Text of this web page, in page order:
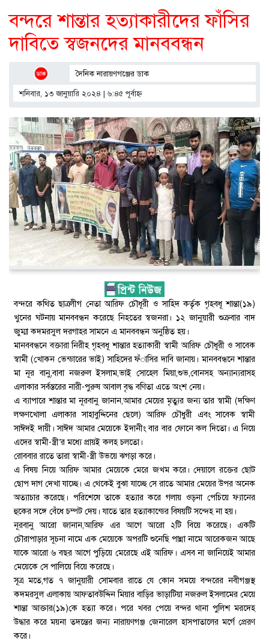
বন্দরে শান্তার হত্যাকারীদের ফাঁসির
দাবিতে স্বজনদের মানববন্ধন
দৈনিক নারায়ণগঞ্জের ডাক
শনিবার, ১৩ জানুয়ারি ২০২৪ | ৬:৪৫ পূর্বাহ্ণ
বন্দরে কথিত ছাত্রলীগ নেতা আরিফ চৌধূরী ও সাহিদ কর্তৃক গৃহবধূ শান্তা(১৯)
খুনের ঘটনায় মানববন্ধন করেছে নিহতের স্বজনরা। ১২ জানুয়ারী শুক্রবার বাদ
জুম্মা কদমরসুল দরগাহর সামনে এ মানববন্ধন অনুষ্ঠিত হয়।
মানববন্ধনে বক্তারা নিরীহ গৃহবধূ শান্তার হত্যাকারী স্বামী আরিফ চৌধূরী ও সাবেক
স্বামী (খোকন ভেন্ডারের ভাই) সাহিদের ফঁাসির দাবি জানায়। মানববন্ধনে শান্তার
মা নূর বানু,বাবা নজরুল ইসলাম,ভাই সোহেল মিয়া,শুভ,বোনসহ অন্যান্যরাসহ
এলাকার সর্বস্তরের নারী-পুরুষ আবাল বৃদ্ধ বণিতা এতে অংশ নেয়।
এ ব্যাপারে শান্তার মা নূরবানু জানান,আমার মেয়ের মৃত্যুর জন্য তার স্বামী (দক্ষিণ
লক্ষণখোলা এলাকার সাহাবুদ্দিনের ছেলে) আরিফ চৌধুরী এবং সাবেক স্বামী
সাঈদই দায়ী। সাঈদ আমার মেয়েকে ইদানীং বার বার ফোনে কল দিতো। এ নিয়ে
এদের স্বামী-স্ত্রী’র মধ্যে প্রায়ই কলহ চলতো।
রোববার রাতে তারা স্বামী-স্ত্রী উভয়ে ঝগড়া করে।
এ বিষয় নিয়ে আরিফ আমার মেয়েকে মেরে জখম করে। দেয়ালে রক্তের ছোট
ছোপ দাগ দেখা যাচ্ছে। এ থেকেই বুঝা যাচ্ছে সে রাতে আমার মেয়ের উপর অনেক
অত্যাচার করেছে। পরিশেষে তাকে হত্যার করে গলায় ওড়না পেচিয়ে ফ্যানের
হুকের সঙ্গে বেঁধে চম্পট দেয়। যাতে তার হত্যাকান্ডের বিষয়টি সন্দেহ না হয়।
নূরবানু আরো জানান,আরিফ এর আগে আরো ২টি বিয়ে করেছে। একটি
চৌরাপাড়ার সূচনা নামে এক মেয়েকে অপরটি শুনেছি পান্না নামে আরেকজন আছে
যাকে আরো ৬ বছর আগে পুড়িয়ে মেরেছে এই আরিফ। এসব না জানিয়েই আমার
মেয়েকে সে পালিয়ে বিয়ে করেছে।
সূত্র মতে,গত ৭ জানুয়ারী সোমবার রাতে যে কোন সময়ে বন্দরের নবীগঞ্জস্থ
কদমরসুল এলাকায় আফতাবউদ্দিন মিয়ার বাড়ির ভাড়াটিয়া নজরুল ইসলামের মেয়ে
শান্তা আক্তার(১৯)কে হত্যা করে। পরে খবর পেয়ে বন্দর থানা পুলিশ মরদেহ
উদ্ধার করে ময়না তদন্তের জন্য নারায়ণগঞ্জ জেনারেল হাসপাতালের মর্গে প্রেরণ
করে।